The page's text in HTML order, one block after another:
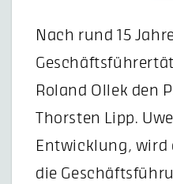
Nach rund 15
Roland Ollek den
Thorsten Lipp.
Entwicklung, wird
die